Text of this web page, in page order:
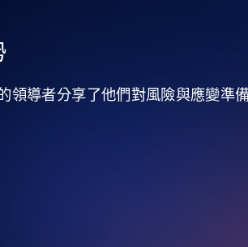
領導者分享了他們對風險與應變準